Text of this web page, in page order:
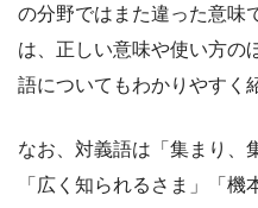
の分野ではまた違った意味
は、正しい意味や使い方の
語についてもわかりやすく
なお、対義語は「集まり、
「広く知られるさま」「